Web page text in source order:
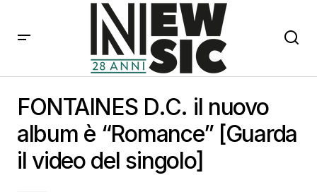
il video del singolo]
FONTAINES D.C. il nuovo
album è “Romance” [Guarda
il video del singolo]